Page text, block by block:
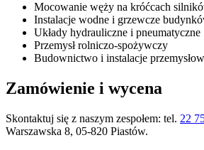
Mocowanie węży na króćcach
Instalacje wodne i grzewcze
Układy hydrauliczne i pneumatyczne
Przemysł rolniczo-spożywczy
Budownictwo i instalacje
Zamówienie i wycena
Skontaktuj się z naszym zespołem: tel. 22
Warszawska 8, 05-820 Piastów.